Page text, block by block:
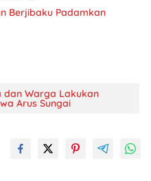
Berjibaku Padamkan
dan Warga Lakukan
Arus Sungai